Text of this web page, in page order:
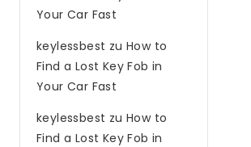
Your Car Fast
keylessbest zuHow to
Find a Lost Key Fob in
Your Car Fast
keylessbest zuHow to
Find a Lost Key Fob in